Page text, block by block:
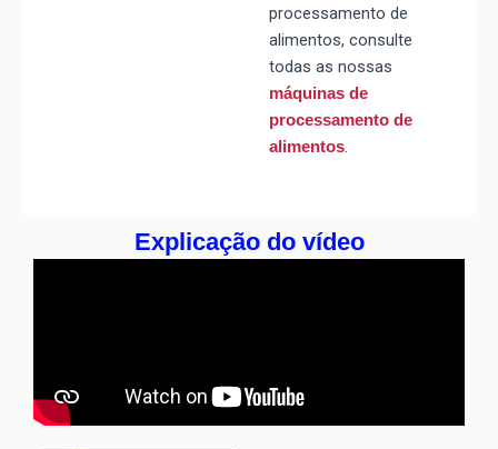
processamento de
alimentos, consulte
todas as nossas
máquinas de
processamento de
alimentos.
Explicação do vídeo